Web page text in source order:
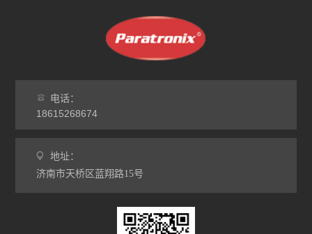
电话：
18615268674
地址：
济南市天桥区蓝翔路15号